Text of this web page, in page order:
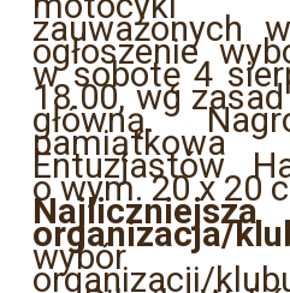
zauważonych
ogłoszenie
w sobotę 4
18.00, wg
główną.
Entuzjastów
o wym. 20 x 20
organizacja/
wybór
organizacji/